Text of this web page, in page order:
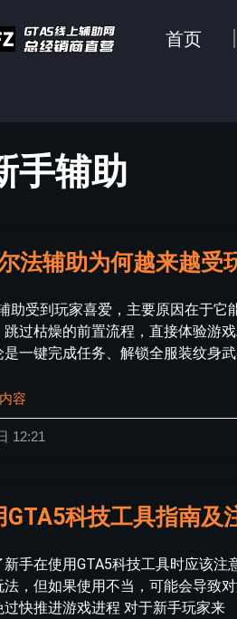
首页
手辅助
法辅助为何越来越受
助受到玩家喜爱，主要原因在于
过枯燥的前置流程，直接体验游
是一键完成任务、解锁全服装纹身
容
12:21
GTA5科技工具指南及
手在使用GTA5科技工具时应该
，但如果使用不当，可能会导致
过快推进游戏进程 对于新手玩家来